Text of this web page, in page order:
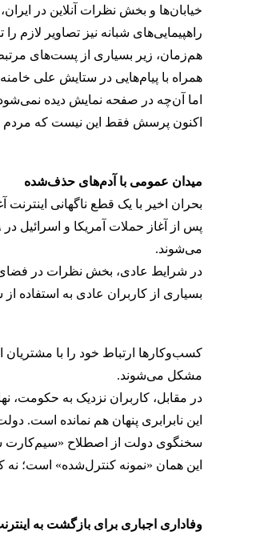
خیابان‌ها و بخش نظرات آنلاین در
راهپیمایی‌های شبانه نیز تصاویر
هم‌زمان، زیر بسیاری از پست‌های
همراه با پیام‌هایی در ستایش علی
اما آن‌چه در صفحه نمایش دیده
اکنون پرسش فقط این نیست که مردم
میدان عمومی با آدم‌های حذف‌شده
بحران اخیر با یک قطع ناگهانی اینترنت آغاز نشد. در جریان خیزش
می‌شوند.
در شرایط عادی، بخش نظرات در فضای
بسیاری از کاربران عادی به استفاده
کسب‌وکارها ارتباط خود را با
مشکل می‌شوند.
در مقابل، کاربران نزدیک به حکومت،
این نابرابری پنهان هم نمانده است. دولت جمهوری اسلامی اسفند ۱۴۰۴ اعلام کرد برای برخی کاربران که
سخنگوی دولت از اصطلاح «سیم‌کارت
این همان «نمونه کنترل‌شده» است؛
وفاداری اجباری برای بازگشت به